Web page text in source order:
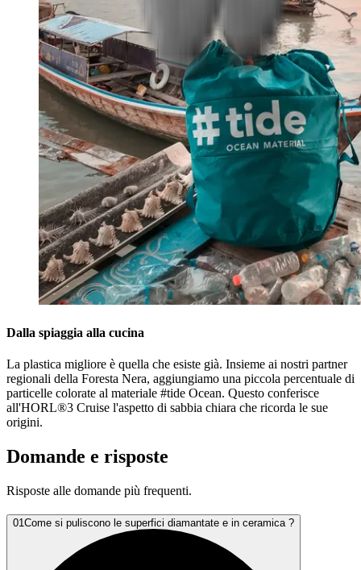
Dalla spiaggia alla cucina
La plastica migliore è quella che esiste già. Insieme ai nostri partner
regionali della Foresta Nera, aggiungiamo una piccola percentuale di
particelle colorate al materiale #tide Ocean. Questo conferisce
all'HORL®3 Cruise l'aspetto di sabbia chiara che ricorda le sue
origini.
Domande e risposte
Risposte alle domande più frequenti.
01Come si puliscono le superfici diamantate e in ceramica ?